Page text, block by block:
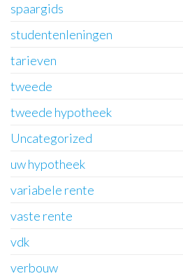
spaargids
studentenleningen
tarieven
tweede
tweede hypotheek
Uncategorized
uw hypotheek
variabele rente
vaste rente
vdk
verbouw